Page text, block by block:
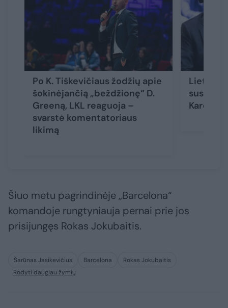
Po K. Tiškevičiaus žodžių apie
šokinėjančią „beždžionę“ D.
Greeną, LKL reaguoja –
svarstė komentatoriaus
likimą
Karolį
Šiuo metu pagrindinėje „Barcelona“
komandoje rungtyniauja pernai prie jos
prisijungęs Rokas Jokubaitis.
Šarūnas Jasikevičius Barcelona
Rokas Jokubaitis
Rodyti daugiau žymių